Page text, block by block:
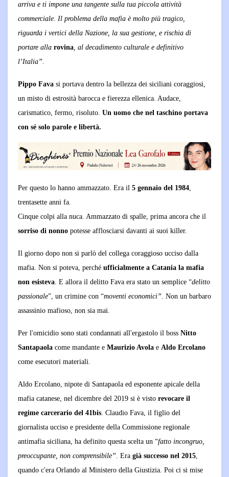
arriva e ti impone una tangente sulla tua piccola attività
commerciale. Il problema della mafia è molto più tragico,
riguarda i vertici della Nazione, la sua gestione, e rischia di
portare alla rovina, al decadimento culturale e definitivo
l’Italia”.
Pippo Fava si portava dentro la bellezza dei siciliani coraggiosi,
un misto di estrosità barocca e fierezza ellenica. Audace,
carismatico, fermo, risoluto. Un uomo che nel taschino portava
con sé solo parole e libertà.
Per questo lo hanno ammazzato. Era il 5 gennaio del 1984,
trentasette anni fa.
Cinque colpi alla nuca. Ammazzato di spalle, prima ancora che il
sorriso di nonno potesse afflosciarsi davanti ai suoi killer.
Il giorno dopo non si parlò del collega coraggioso ucciso dalla
mafia. Non si poteva, perché ufficialmente a Catania la mafia
non esisteva. E allora il delitto Fava era stato un semplice “delitto
passionale”, un crimine con “moventi economici”. Non un barbaro
assassinio mafioso, non sia mai.
Per l'omicidio sono stati condannati all'ergastolo il boss Nitto
Santapaola come mandante e Maurizio Avola e Aldo Ercolano
come esecutori materiali.
Aldo Ercolano, nipote di Santapaola ed esponente apicale della
mafia catanese, nel dicembre del 2019 si è visto revocare il
regime carcerario del 41bis. Claudio Fava, il figlio del
giornalista ucciso e presidente della Commissione regionale
antimafia siciliana, ha definito questa scelta un “fatto incongruo,
preoccupante, non comprensibile”. Era già successo nel 2015,
quando c'era Orlando al Ministero della Giustizia. Poi ci si mise